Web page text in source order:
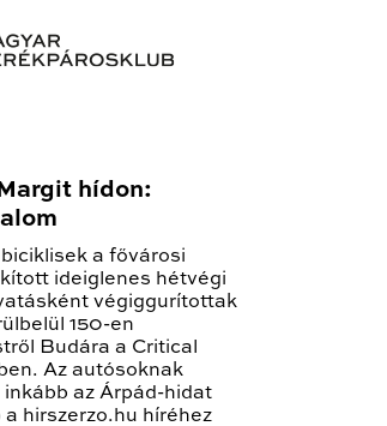
hídon:
a fővárosi
ideiglenes hétvégi
végiggurítottak
150-en
Budára a Critical
Az autósoknak
az Árpád-hidat
hirszerzo.hu híréhez